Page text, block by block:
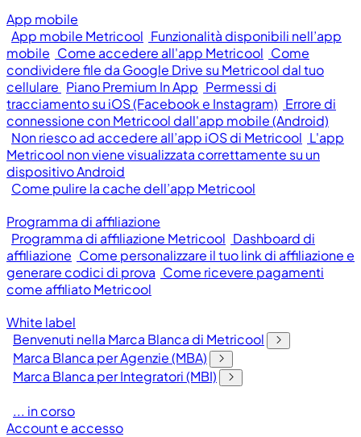
App mobile
App mobile Metricool Funzionalità disponibili nell’app
mobile Come accedere all'app Metricool Come
condividere file da Google Drive su Metricool dal tuo
cellulare Piano Premium In App Permessi di
tracciamento su iOS (Facebook e Instagram) Errore di
connessione con Metricool dall'app mobile (Android)
Non riesco ad accedere all’app iOS di Metricool L'app
Metricool non viene visualizzata correttamente su un
dispositivo Android
Come pulire la cache dell’app Metricool
Programma di affiliazione
Programma di affiliazione Metricool Dashboard di
affiliazione Come personalizzare il tuo link di affiliazione e
generare codici di prova Come ricevere pagamenti
come affiliato Metricool
White label
Benvenuti nella Marca Blanca di Metricool
Marca Blanca per Agenzie (MBA)
Marca Blanca per Integratori (MBI)
... in corso
Account e accesso